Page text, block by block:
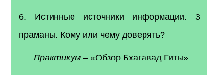
6. Истинные источники информации. 3
праманы. Кому или чему доверять?
Практикум – «Обзор Бхагавад Гиты».